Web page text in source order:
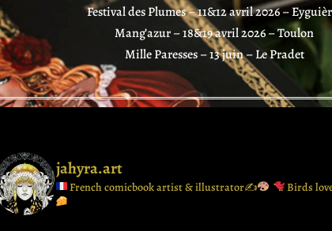
Festival des Plumes – 11&12 avril 2026 –
Mang’azur – 18&19 avril 2026 – Toulon
Mille Paresses – 13 juin – Le Pradet
jahyra.art
French comicbook artist & illustrator✍ Birds